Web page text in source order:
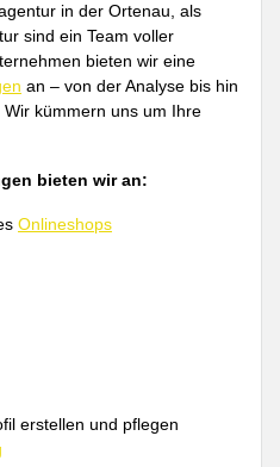
in der Ortenau, als
sind ein Team voller
bieten wir eine
an – von der Analyse bis hin
kümmern uns um Ihre
bieten wir an:
Onlineshops
erstellen und pflegen